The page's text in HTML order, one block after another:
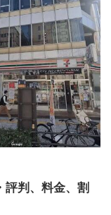
評判、料金、割